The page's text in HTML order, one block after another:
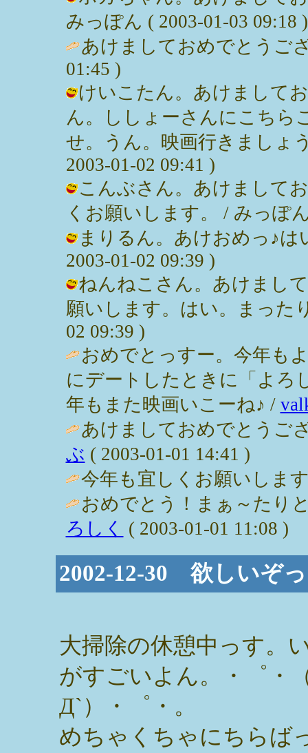
みっぽん ( 2003-01-03 09:18 )
あけましておめでとうご
01:45 )
けいこたん。あけまして
ん。ししょーさんにこちら
せ。うん。映画行きましょ
2003-01-02 09:41 )
こんぶさん。あけまして
くお願いします。 / みっぽ
まりるん。あけおめっ♪は
2003-01-02 09:39 )
ねんねこさん。あけまし
願いします。はい。まった
02 09:39 )
おめでとっすー。今年も
にデートしたときに「よろ
年もまた映画いこーね♪ /
あけましておめでとうご
ぶ ( 2003-01-01 14:41 )
今年も宜しくお願いしま
おめでとう！まぁ～たり
ろしく ( 2003-01-01 11:08 )
2002-12-30 欲しいぞ
大掃除の休憩中っす。
がすごいよん。・゜・
Д`）・゜・。
めちゃくちゃにちらば